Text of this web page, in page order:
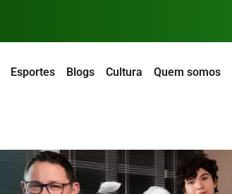
Esportes Blogs Cultura Quem somos